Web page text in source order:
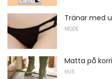
Tränar med
MODE
Matta på
HUS